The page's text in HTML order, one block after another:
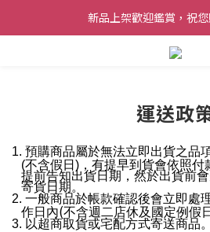
新品上架歡迎鑑賞，祝您
運送政
1. 預購商品屬於無法立即出貨之品
(不含假日)， 有提早到貨會依照付
提前告知出貨日期，然於出貨前
寄貨日期。
2. 一般商品於帳款確認後會立即處
作日內(不含週二店休及國定例假日
3. 以超商取貨或宅配方式寄送商品。